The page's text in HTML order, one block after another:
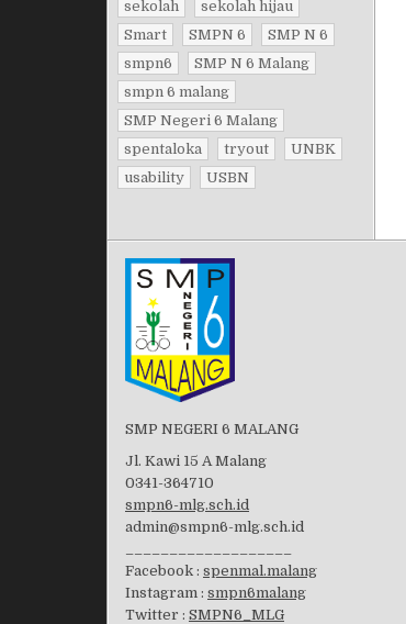
sekolah
sekolah hijau
Smart
SMPN 6
SMP N 6
smpn6
SMP N 6 Malang
smpn 6 malang
SMP Negeri 6 Malang
spentaloka
tryout
UNBK
usability
USBN
SMP NEGERI 6 MALANG
Jl. Kawi 15 A Malang
0341-364710
smpn6-mlg.sch.id
admin@smpn6-mlg.sch.id
Facebook : spenmal.malang
Instagram : smpn6malang
Twitter : SMPN6_MLG